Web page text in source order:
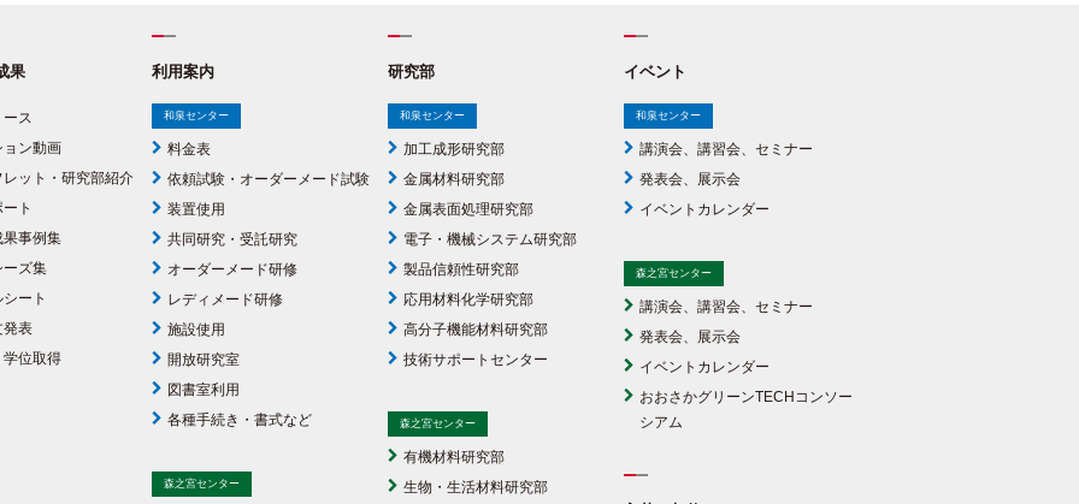
果
ス
ョン動画
ット・研究部紹介
ト
果事例集
ーズ集
ート
発表
学位取得
利用案内
和泉センター
料金表
依頼試験・オーダーメード試験
装置使用
共同研究・受託研究
オーダーメード研修
レディメード研修
施設使用
開放研究室
図書室利用
各種手続き・書式など
森之宮センター
研究部
和泉センター
加工成形研究部
金属材料研究部
金属表面処理研究部
電子・機械システム研究部
製品信頼性研究部
応用材料化学研究部
高分子機能材料研究部
技術サポートセンター
森之宮センター
有機材料研究部
生物・生活材料研究部
イベント
和泉センター
講演会、講習会、セミナー
発表会、展示会
イベントカレンダー
森之宮センター
講演会、講習会、セミナー
発表会、展示会
イベントカレンダー
おおさかグリーンTECHコンソー
シアム